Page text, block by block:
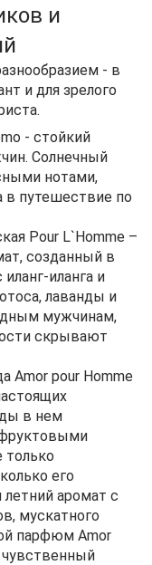
и
- в
и для зрелого
- стойкий
Солнечный
нотами,
в путешествие по
Pour L`Homme –
созданный в
иланга и
лаванды и
мужчинам,
скрывают
Amor pour Homme
в нем
только
его
летний аромат с
мускатного
парфюм Amor
чувственный